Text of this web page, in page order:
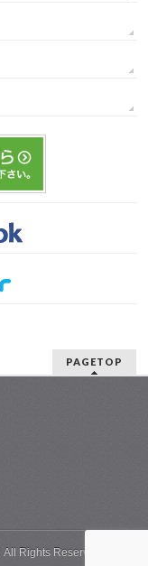
PAGETOP
All Rights Reserved.